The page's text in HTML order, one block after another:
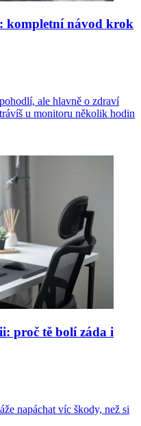
kompletní návod krok
ale hlavně o zdraví
u monitoru několik hodin
proč tě bolí záda i
napáchat víc škody, než si